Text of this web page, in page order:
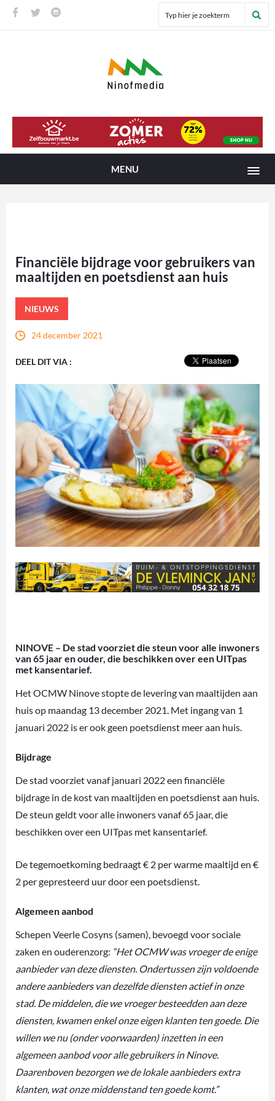
MENU
Financiële bijdrage voor gebruikers van
maaltijden en poetsdienst aan huis
NIEUWS
24 december 2021
DEEL DIT VIA :
NINOVE – De stad voorziet die steun voor alle inwoners
van 65 jaar en ouder, die beschikken over een UITpas
met kansentarief.
Het OCMW Ninove stopte de levering van maaltijden aan
huis op maandag 13 december 2021. Met ingang van 1
januari 2022 is er ook geen poetsdienst meer aan huis.
Bijdrage
De stad voorziet vanaf januari 2022 een financiële
bijdrage in de kost van maaltijden en poetsdienst aan huis.
De steun geldt voor alle inwoners vanaf 65 jaar, die
beschikken over een UITpas met kansentarief.
De tegemoetkoming bedraagt € 2 per warme maaltijd en €
2 per gepresteerd uur door een poetsdienst.
Algemeen aanbod
Schepen Veerle Cosyns (samen), bevoegd voor sociale
zaken en ouderenzorg: “Het OCMW was vroeger de enige
aanbieder van deze diensten. Ondertussen zijn voldoende
andere aanbieders van dezelfde diensten actief in onze
stad. De middelen, die we vroeger besteedden aan deze
diensten, kwamen enkel onze eigen klanten ten goede. Die
willen we nu (onder voorwaarden) inzetten in een
algemeen aanbod voor alle gebruikers in Ninove.
Daarenboven bezorgen we de lokale aanbieders extra
klanten, wat onze middenstand ten goede komt.”